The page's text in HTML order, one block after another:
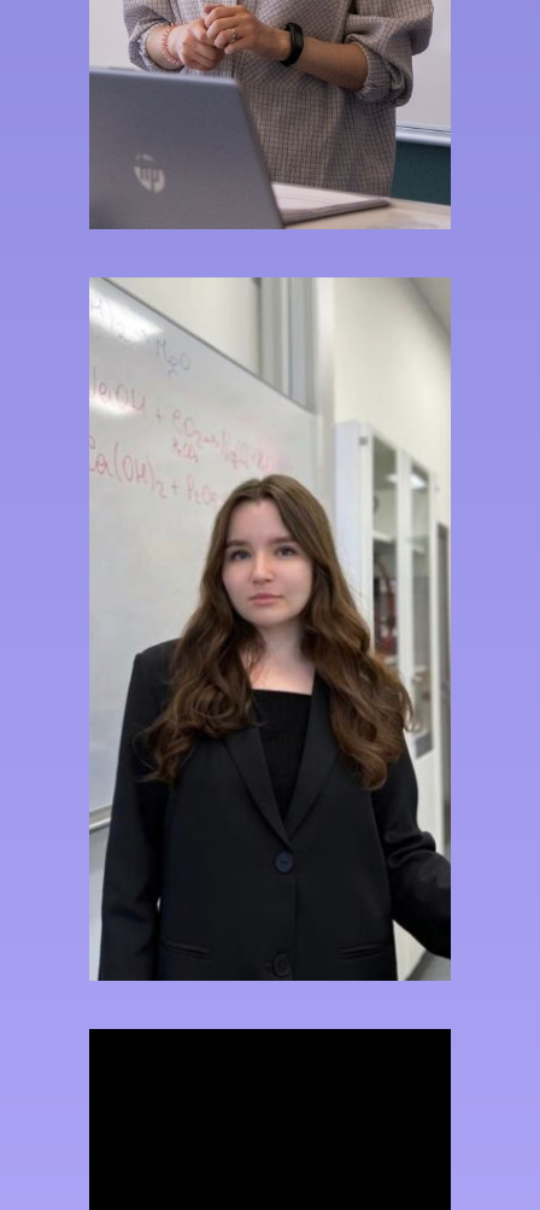
Студентка 4-го курса
химического факультета МГУ
имени М.В. Ломоносова
Выпускница Университетской
гимназии МГУ
Преподаватель химии в
Университетской гимназии
Сдала ЕГЭ по химии на 100
Я — выпускница химического
факультета МГУ имени М.В.
Ломоносова и учитель химии в
Университетской гимназии. Уже
более трёх лет помогаю детям не
только успешно сдавать ЕГЭ и
ОГЭ, но и глубоко понимать
предмет.
За время работы подготовила
учеников с разным уровнем
начальной подготовки, среди них
есть стобалльники ЕГЭ, а
большинство достигают
результатов 80+ баллов. Также
помогаю повысить текущую
успеваемость, закрыть пробелы в
знаниях и выстроить уверенность
доступное объяснение сложных